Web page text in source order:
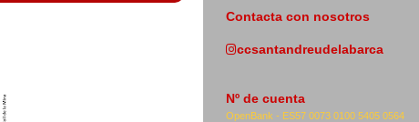
Contacta con nosotros
ccsantandreudelabarca
Nº de cuenta
OpenBank - ES57 0073 0100 5405 0564